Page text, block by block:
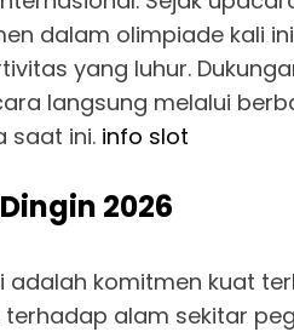
dalam olimpiade kali
yang luhur.
langsung melalui
saat ini. info slot
2026
komitmen kuat
alam sekitar